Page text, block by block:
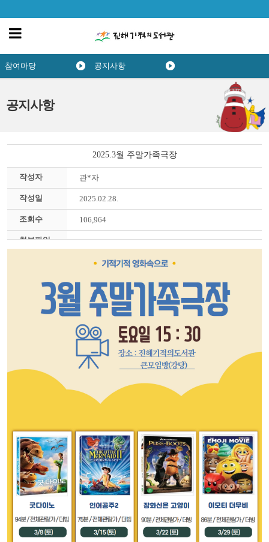
공지사항
참여마당 공지사항
2025.3월 주말가족극장
작성자 관*자
작성일 2025.02.28.
조회수 106,964
첨부파일